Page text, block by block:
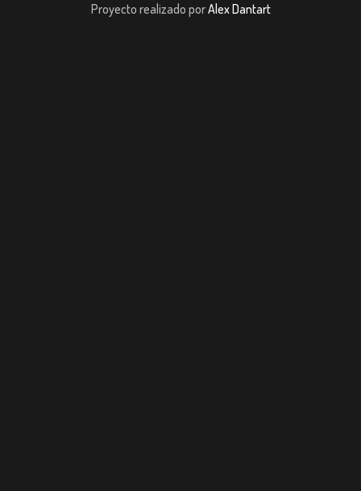
Proyecto realizado porAlex Dantart